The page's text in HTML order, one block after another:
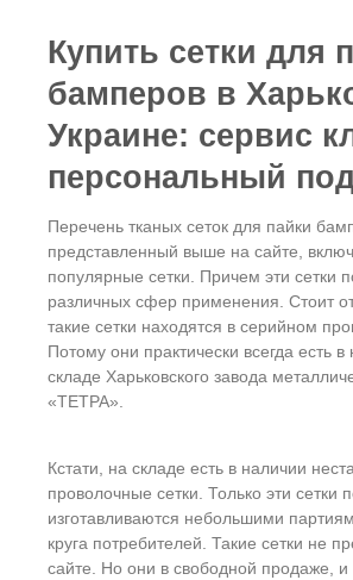
Купить сетки для
бамперов в
Украине: сервис
персональный
Перечень тканых сеток для пайки
представленный выше на сайте,
популярные сетки. Причем эти сетки
различных сфер применения. Стоит
такие сетки находятся в серийном
Потому они практически всегда есть
складе Харьковского завода
«ТЕТРА».
Кстати, на складе есть в наличии
проволочные сетки. Только эти сетки
изготавливаются небольшими
круга потребителей. Такие сетки не
сайте. Но они в свободной продаже, и